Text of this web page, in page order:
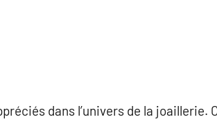
dans l’univers de la joaillerie.